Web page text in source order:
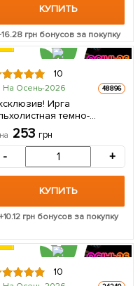
КУПИТЬ
16.28грн бонусов за покупку
10
На Осень-2026 48896
Ирга
темно-
"Барыня" (Lady)
сорт) 1
в упаковке
253 грн
- +
КУПИТЬ
10.12 грн бонусов за покупку
10